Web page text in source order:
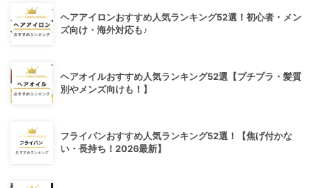
ヘアアイロンおすすめ人気ランキング52選！初心者・メン
ズ向け・海外対応も♪
ヘアオイルおすすめ人気ランキング52選【プチプラ・髪質
別やメンズ向けも！】
フライパンおすすめ人気ランキング52選！【焦げ付かな
い・長持ち！2026最新】